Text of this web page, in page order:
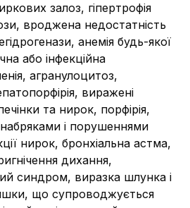
залоз, гіпертрофія
вроджена недостатність
анемія будь-якої
або інфекційна
агранулоцитоз,
виражені
та нирок, порфірія,
і порушеннями
нирок, бронхіальна астма,
дихання,
синдром, виразка шлунка і
що супроводжується